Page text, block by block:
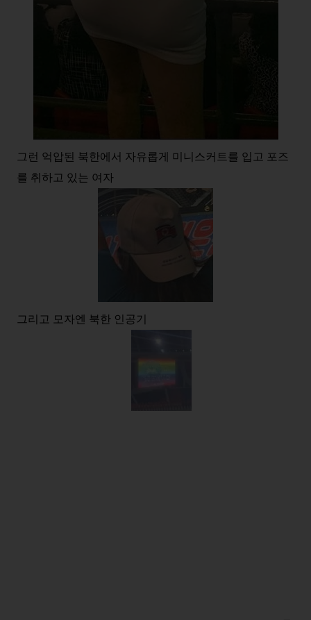
그런 억압된 북한에서 자유롭게 미니스커트를 입고 포즈
를 취하고 있는 여자
그리고 모자엔 북한 인공기